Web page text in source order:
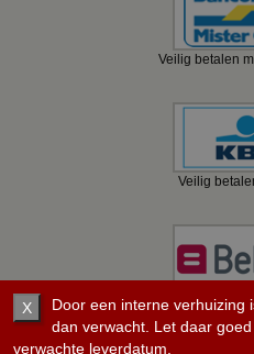
Veilig betalen
Veilig
Veilig
X
Door een interne verhuizing
dan verwacht. Let daar
verwachte leverdatum.